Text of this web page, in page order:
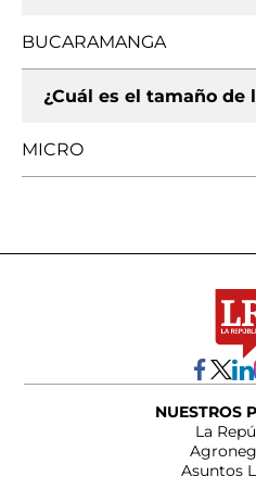
BUCARAMANGA
¿Cuál es el tamaño de
MICRO
NUESTROS
La
Asuntos